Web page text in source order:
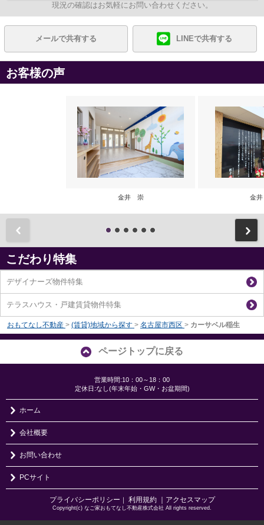
現況の確認はお気軽にお問い合わせください。
メールで共有する LINEで共有する
お客様の声
金井 崇 金
こだわり特集
デザイナーズ物件特集
テラスハウス・戸建賃貸物件特集
おもてなし不動産 > (賃貸)地域から探す > 名古屋市西区 > カーサベル稲生
ページトップに戻る
営業時間:10：00～18：00
定休日:なし(年末年始・GW・お盆期間)
ホーム
会社概要
お問い合わせ
PCサイト
プライバシーポリシー 利用規約 ｜アクセスマップ
Copyright(c) なご家おもてなし不動産株式会社 All rights reserved.